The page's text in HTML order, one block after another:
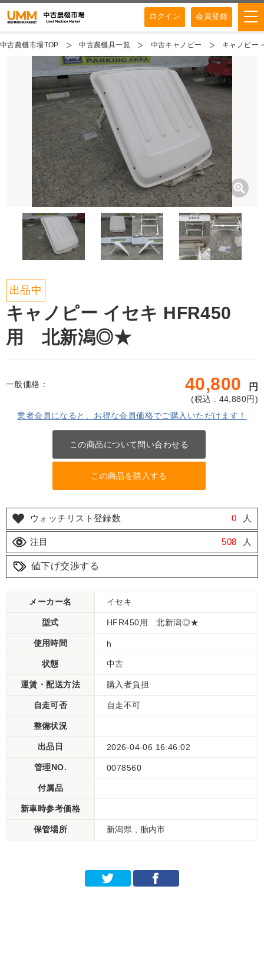
ログイン 会員登録
中古農機市場TOP 中古農機具一覧 中古キャノピー キャノピ
出品中
キャノピー イセキ HFR450
用 北新潟◎★
一般価格： 40,800 円
(税込 : 44,880円)
業者会員になると、お得な会員価格でご購入いただけます！
この商品について問い合わせる
この商品を購入する
ウォッチリスト登録数 0 人
注目 508 人
値下げ交渉する
メーカー名 イセキ
型式 HFR450用 北新潟◎★
使用時間 h
状態 中古
運賃・配送方法 購入者負担
自走可否 自走不可
整備状況
出品日 2026-04-06 16:46:02
管理NO. 0078560
付属品
新車時参考価格
保管場所 新潟県 , 胎内市